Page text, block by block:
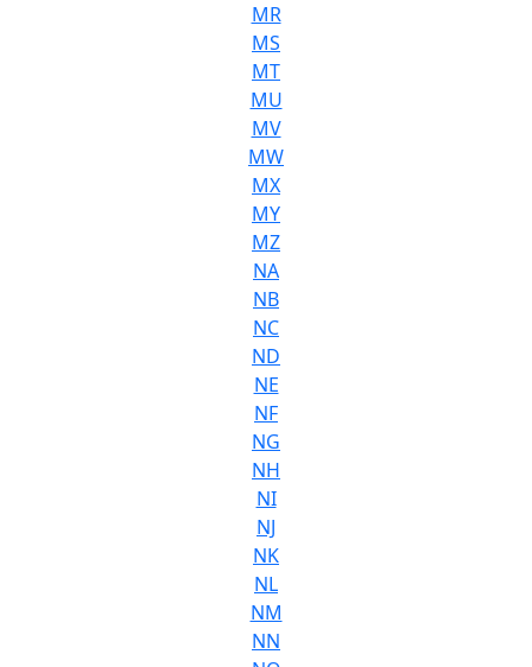
MR
MS
MT
MU
MV
MW
MX
MY
MZ
NA
NB
NC
ND
NE
NF
NG
NH
NI
NJ
NK
NL
NM
NN